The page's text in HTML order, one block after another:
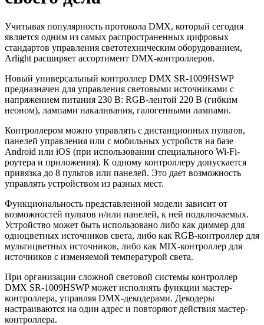
Учитывая популярность протокола DMX, который сегодня
является одним из самых распространенных цифровых
стандартов управления светотехническим оборудованием,
Arlight расширяет ассортимент DMX-контроллеров.
Новый универсальный контроллер DMX SR-1009HSWP
предназначен для управления световыми источниками с
напряжением питания 230 В: RGB-лентой 220 В (гибким
неоном), лампами накаливания, галогенными лампами.
Контроллером можно управлять с дистанционных пультов,
панелей управления или с мобильных устройств на базе
Android или iOS (при использовании специального Wi-Fi-
роутера и приложения). К одному контроллеру допускается
привязка до 8 пультов или панелей. Это дает возможность
управлять устройством из разных мест.
Функциональность представленной модели зависит от
возможностей пультов и/или панелей, к ней подключаемых.
Устройство может быть использовано либо как диммер для
одноцветных источников света, либо как RGB-контроллер для
мультицветных источников, либо как MIX-контроллер для
источников с изменяемой температурой света.
При организации сложной световой системы контроллер
DMX SR-1009HSWP может исполнять функции мастер-
контроллера, управляя DMX-декодерами. Декодеры
настраиваются на один адрес и повторяют действия мастер-
контроллера.